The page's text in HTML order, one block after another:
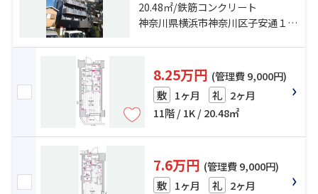
「大口」駅 徒歩14分
20.48㎡/鉄筋コンクリート
神奈川県横浜市神奈川区子安通１丁目
8.25万円 (管理費 9,000円)
敷 1ヶ月 礼 2ヶ月
11階 / 1K / 20.48㎡
7.6万円 (管理費 9,000円)
敷 1ヶ月 礼 2ヶ月